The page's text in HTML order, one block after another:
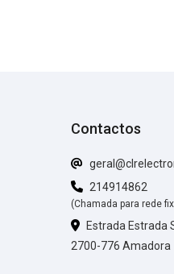
Contactos
214914862
(Chamada para rede
Estrada Estrada
2700-776 Amadora